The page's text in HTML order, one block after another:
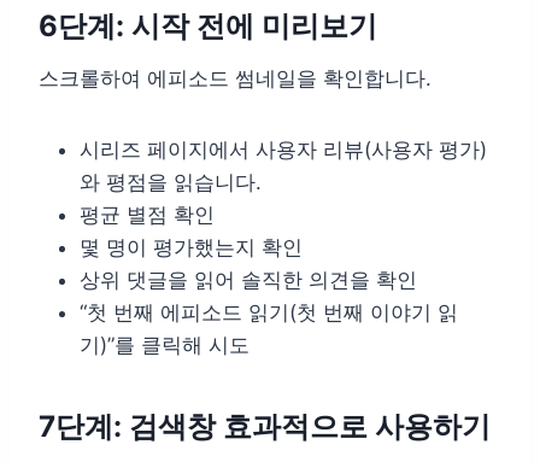
6단계: 시작 전에 미리보기
스크롤하여 에피소드 썸네일을 확인합니다.
시리즈 페이지에서 사용자 리뷰(사용자 평가)
와 평점을 읽습니다.
평균 별점 확인
몇 명이 평가했는지 확인
상위 댓글을 읽어 솔직한 의견을 확인
“첫 번째 에피소드 읽기(첫 번째 이야기 읽
기)”를 클릭해 시도
7단계: 검색창 효과적으로 사용하기